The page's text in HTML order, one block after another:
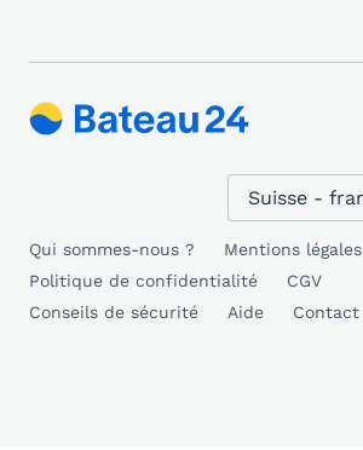
Qui sommes-nous ?
Mentions légales
Politique de confidentialité
CGV
Conseils de sécurité
Aide Contact